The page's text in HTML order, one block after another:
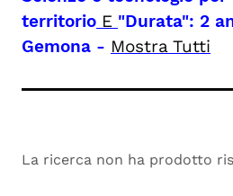
territorio E "Durata": 2
Gemona - Mostra Tutti
La ricerca non ha prodotto